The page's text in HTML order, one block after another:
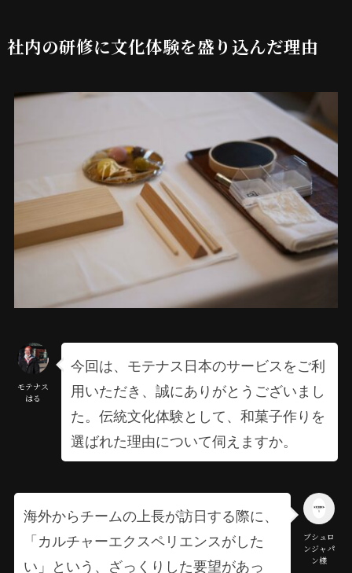
社内の研修に文化体験を盛り込んだ理由
モテナス
はる
今回は、モテナス日本のサービスをご利
用いただき、誠にありがとうございまし
た。伝統文化体験として、和菓子作りを
選ばれた理由について伺えますか。
ブシュロ
ンジャパ
ン様
海外からチームの上長が訪日する際に、
「カルチャーエクスペリエンスがした
い」という、ざっくりした要望があっ